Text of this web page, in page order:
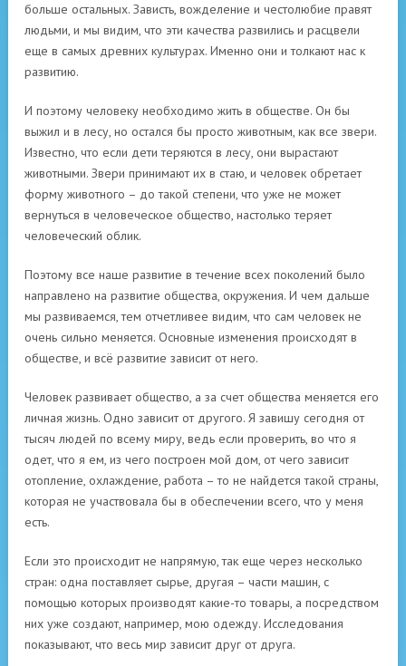
больше остальных. Зависть, вожделение и честолюбие правят
людьми, и мы видим, что эти качества развились и расцвели
еще в самых древних культурах. Именно они и толкают нас к
развитию.
И поэтому человеку необходимо жить в обществе. Он бы
выжил и в лесу, но остался бы просто животным, как все звери.
Известно, что если дети теряются в лесу, они вырастают
животными. Звери принимают их в стаю, и человек обретает
форму животного – до такой степени, что уже не может
вернуться в человеческое общество, настолько теряет
человеческий облик.
Поэтому все наше развитие в течение всех поколений было
направлено на развитие общества, окружения. И чем дальше
мы развиваемся, тем отчетливее видим, что сам человек не
очень сильно меняется. Основные изменения происходят в
обществе, и всё развитие зависит от него.
Человек развивает общество, а за счет общества меняется его
личная жизнь. Одно зависит от другого. Я завишу сегодня от
тысяч людей по всему миру, ведь если проверить, во что я
одет, что я ем, из чего построен мой дом, от чего зависит
отопление, охлаждение, работа – то не найдется такой страны,
которая не участвовала бы в обеспечении всего, что у меня
есть.
Если это происходит не напрямую, так еще через несколько
стран: одна поставляет сырье, другая – части машин, с
помощью которых производят какие-то товары, а посредством
них уже создают, например, мою одежду. Исследования
показывают, что весь мир зависит друг от друга.